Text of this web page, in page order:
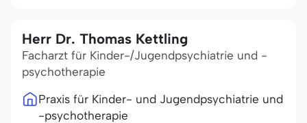
Herr Dr. Thomas Kettling
Facharzt für Kinder-/Jugendpsychiatrie und -
psychotherapie
Praxis für Kinder- und Jugendpsychiatrie und
-psychotherapie